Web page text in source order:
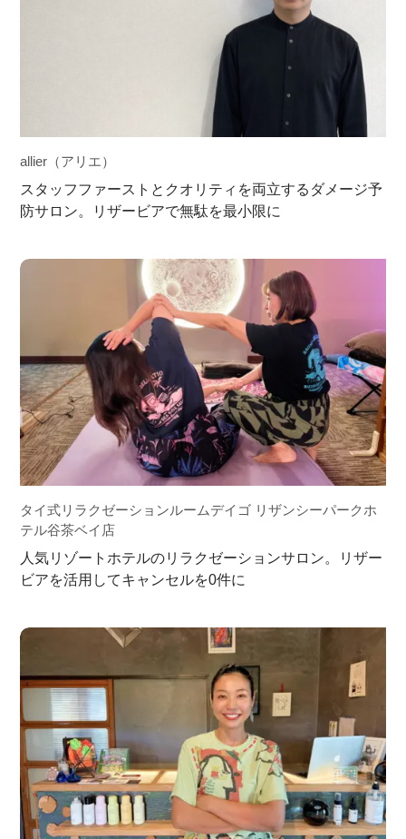
allier（アリエ）
スタッフファーストとクオリティを両立するダメージ予
防サロン。リザービアで無駄を最小限に
タイ式リラクゼーションルームデイゴ リザンシーパークホ
テル谷茶ベイ店
人気リゾートホテルのリラクゼーションサロン。リザー
ビアを活用してキャンセルを0件に